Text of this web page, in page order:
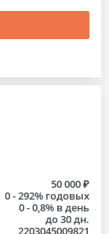
50 000 ₽
0 - 292% годовых
0 - 0,8% в день
до 30 дн.
2203045009821